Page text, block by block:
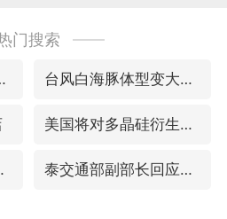
门搜索
大牌 台风白海豚体型变大近似13个浙江面积
美国将对多晶硅衍生品加征15%关税
多伤 泰交通部副部长回应中国游客遭歧视